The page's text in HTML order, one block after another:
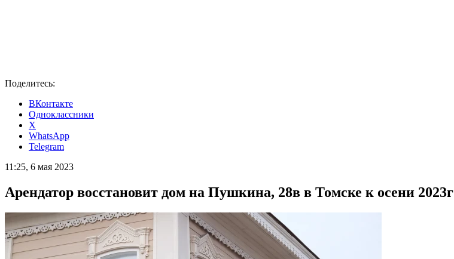
Поделитесь:
ВКонтакте
Одноклассники
X
WhatsApp
Telegram
11:25, 6 мая 2023
Арендатор восстановит дом на Пушкина, 28в в Томске к осени 2023г